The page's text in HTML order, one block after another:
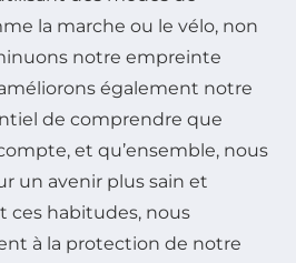
la marche ou le vélo, non
notre empreinte
également notre
de comprendre que
et qu’ensemble, nous
un avenir plus sain et
ces habitudes, nous
à la protection de notre